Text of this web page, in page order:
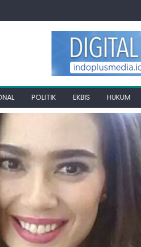
POLITIK EKBIS HUKUM